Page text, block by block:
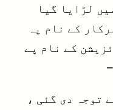
لڑایا گیا
کے نام پہ
کے نام پے
توجہ دی گئی ،